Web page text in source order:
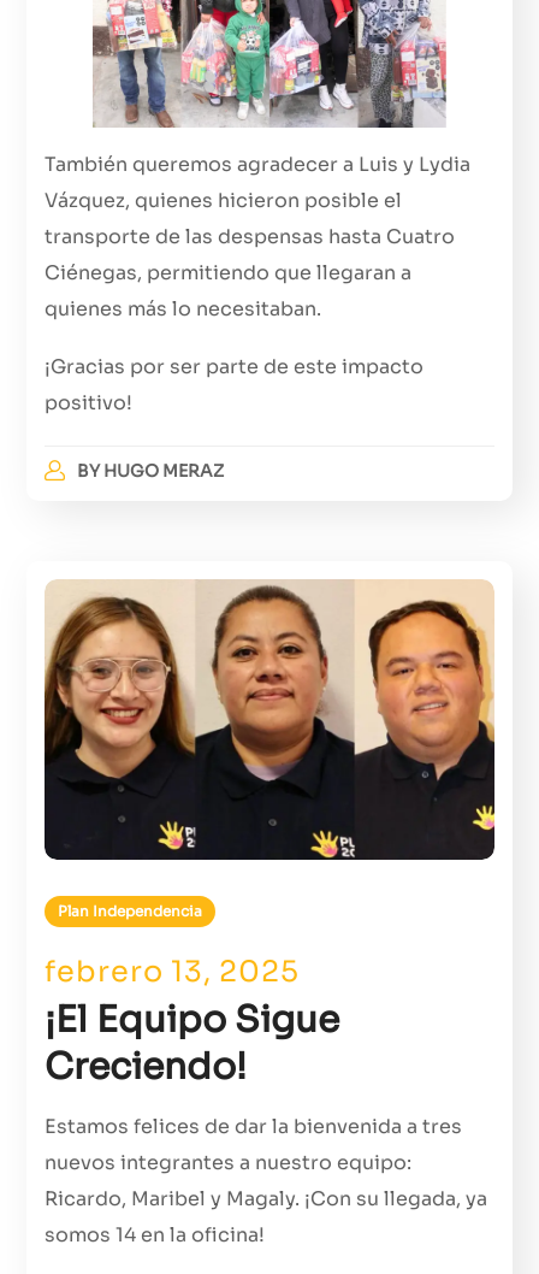
También queremos agradecer a Luis y Lydia
Vázquez, quienes hicieron posible el
transporte de las despensas hasta Cuatro
Ciénegas, permitiendo que llegaran a
quienes más lo necesitaban.
¡Gracias por ser parte de este impacto
positivo!
BYHUGO MERAZ
Plan Independencia
febrero 13, 2025
¡El Equipo Sigue
Creciendo!
Estamos felices de dar la bienvenida a tres
nuevos integrantes a nuestro equipo:
Ricardo, Maribel y Magaly. ¡Con su llegada, ya
somos 14 en la oficina!